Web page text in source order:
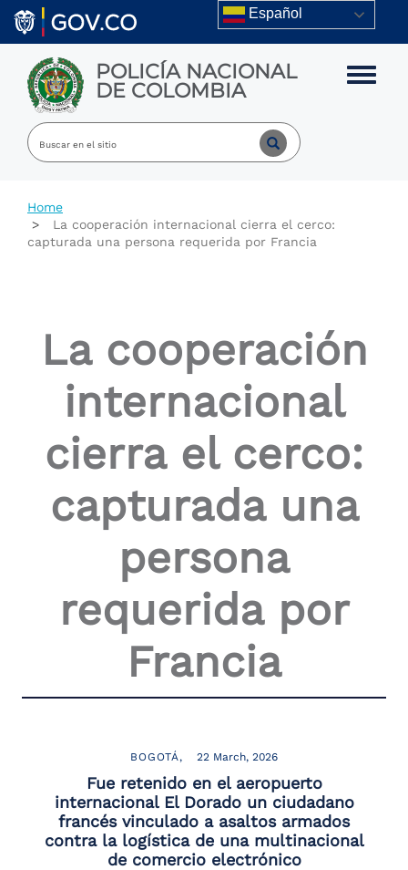
Skip to main content Español
POLICÍA NACIONAL
DE COLOMBIA Toggle
Home
La cooperación internacional cierra el cerco:
capturada una persona requerida por Francia
La cooperación
internacional
cierra el cerco:
capturada una
persona
requerida por
Francia
BOGOTÁ 22 March, 2026
Fue retenido en el aeropuerto
internacional El Dorado un ciudadano
francés vinculado a asaltos armados
contra la logística de una multinacional
de comercio electrónico